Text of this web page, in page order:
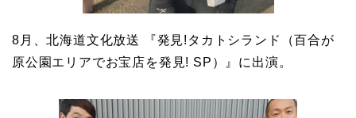
8月、北海道文化放送 『発見!タカトシランド（百合が
原公園エリアでお宝店を発見! SP）』に出演。